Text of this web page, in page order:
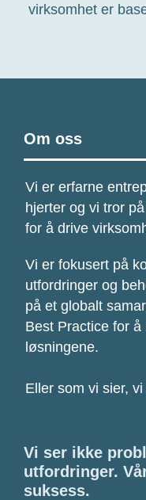
virksomhet er
Om oss
Vi er erfarne
hjerter og vi tror
for å drive
Vi er fokusert på
utfordringer og
på et globalt
Best Practice for
løsningene.
Eller som vi sier,
Vi ser ikke
utfordringer.
suksess.